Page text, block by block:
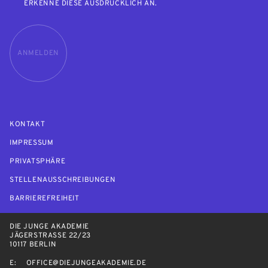
ERKENNE DIESE AUSDRÜCKLICH AN.
ANMELDEN
KONTAKT
IMPRESSUM
PRIVATSPHÄRE
STELLENAUSSCHREIBUNGEN
BARRIEREFREIHEIT
DIE JUNGE AKADEMIE
JÄGERSTRASSE 22/23
10117 BERLIN
E:
OFFICE@DIEJUNGEAKADEMIE.DE